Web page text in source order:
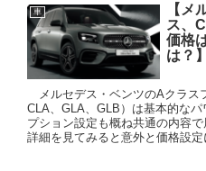
車
【メ
ス、
価格
は？】
メルセデス・ベンツのAクラス
CLA、GLA、GLB）は基本的な
プション設定も概ね共通の内容
詳細を見てみると意外と価格設定